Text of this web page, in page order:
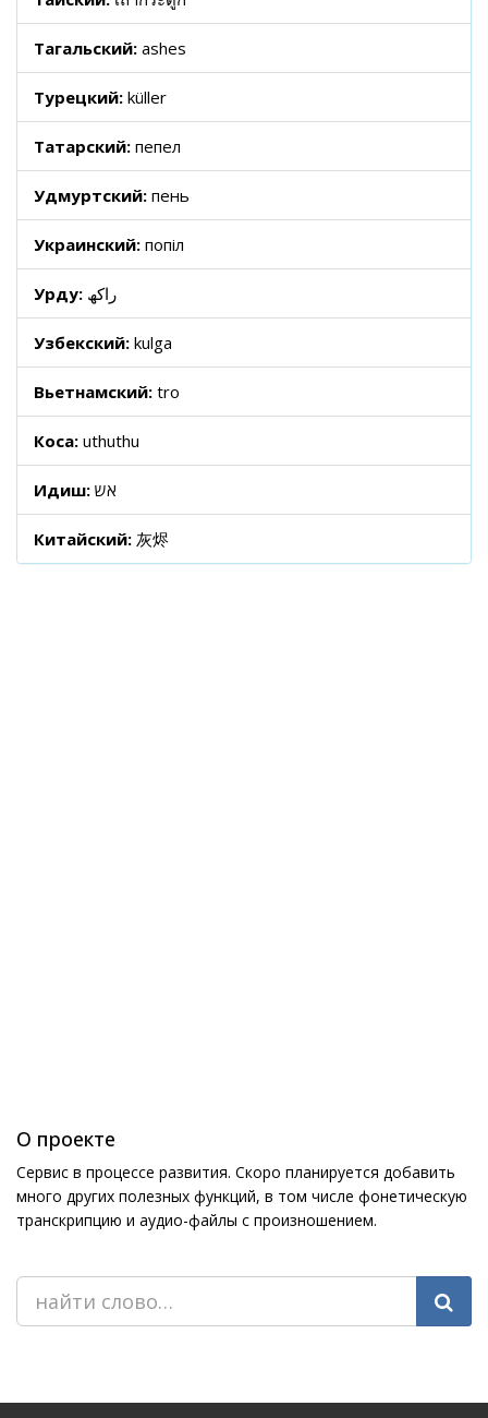
Тагальский: ashes
Турецкий: küller
Татарский: пепел
Удмуртский: пень
Украинский: попіл
Урду: راکھ
Узбекский: kulga
Вьетнамский: tro
Коса: uthuthu
Идиш: אש
Китайский: 灰烬
О проекте
Сервис в процессе развития. Скоро планируется добавить
много других полезных функций, в том числе фонетическую
транскрипцию и аудио-файлы с произношением.